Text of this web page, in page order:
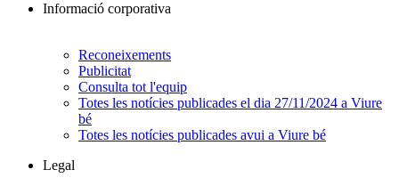
Informació corporativa
Reconeixements
Publicitat
Consulta tot l'equip
Totes les notícies publicades el dia 27/11/2024 a Viure
bé
Totes les notícies publicades avui a Viure bé
Legal